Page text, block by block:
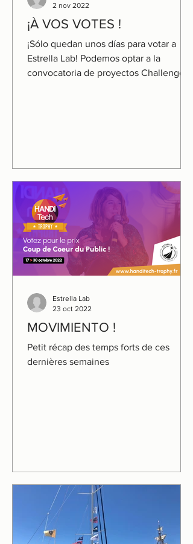
¡À VOS VOTES !
¡Sólo quedan unos días para votar a
Estrella Lab! Podemos optar a la
convocatoria de proyectos Challenge
2 nov 2022
MOVIMIENTO !
Petit récap des temps forts de ces
dernières semaines
Estrella Lab
23 oct 2022